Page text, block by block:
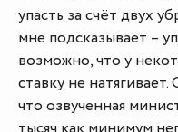
упасть за счёт двух
мне подсказывает –
возможно, что у
ставку не
что озвученная